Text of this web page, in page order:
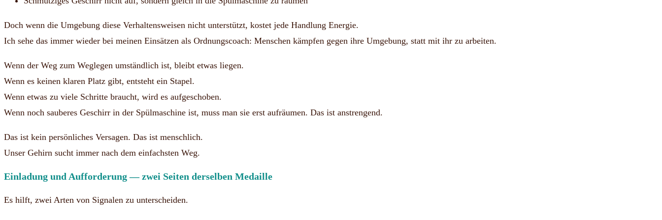
Doch wenn die Umgebung diese Verhaltensweisen nicht unterstützt, kostet jede Handlung Energie.
Ich sehe das immer wieder bei meinen Einsätzen als Ordnungscoach: Menschen kämpfen gegen ihre Umgebung, statt mit ihr zu arbeiten.
Wenn der Weg zum Weglegen umständlich ist, bleibt etwas liegen.
Wenn es keinen klaren Platz gibt, entsteht ein Stapel.
Wenn etwas zu viele Schritte braucht, wird es aufgeschoben.
Wenn noch sauberes Geschirr in der Spülmaschine ist, muss man sie erst aufräumen. Das ist anstrengend.
Das ist kein persönliches Versagen. Das ist menschlich.
Unser Gehirn sucht immer nach dem einfachsten Weg.
Einladung und Aufforderung — zwei Seiten derselben Medaille
Es hilft, zwei Arten von Signalen zu unterscheiden.